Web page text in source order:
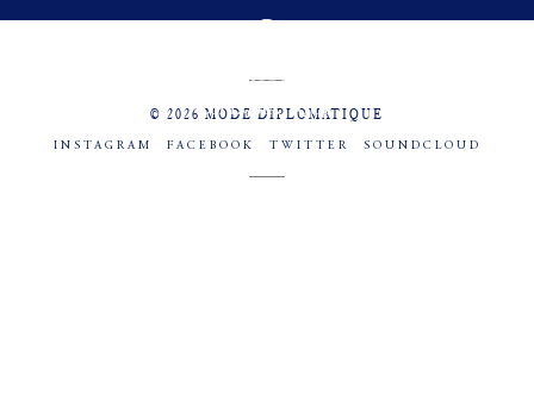
© 2026 MODE DIPLOMATIQUE
INSTAGRAM FACEBOOK TWITTER SOUNDCLOUD